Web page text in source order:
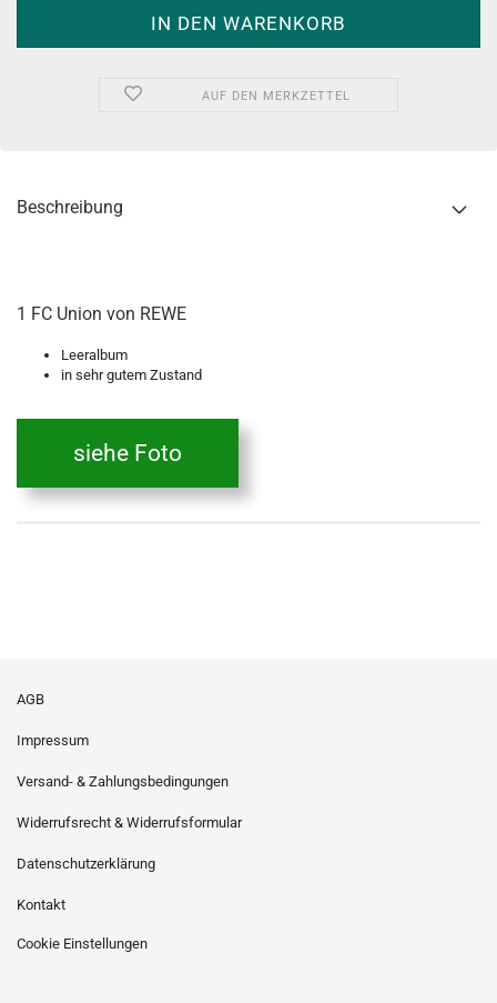
AUF DEN MERKZETTEL
Beschreibung
1 FC Union von REWE
Leeralbum
in sehr gutem Zustand
siehe Foto
AGB
Impressum
Versand- & Zahlungsbedingungen
Widerrufsrecht & Widerrufsformular
Datenschutzerklärung
Kontakt
Cookie Einstellungen